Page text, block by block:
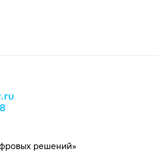
решений»